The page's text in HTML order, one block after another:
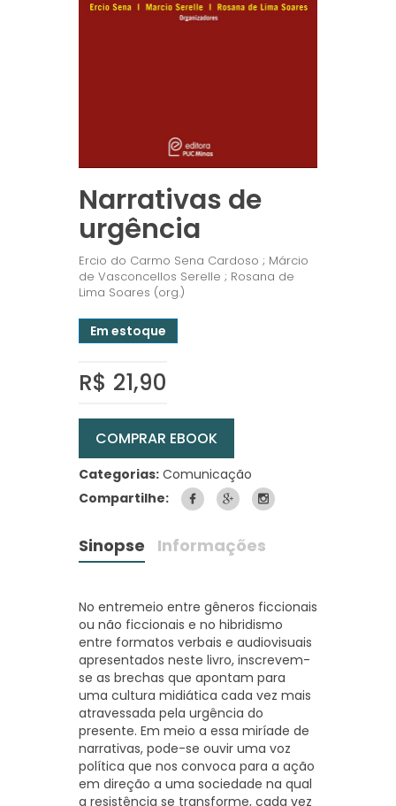
Narrativas de
urgência
Ercio do Carmo Sena Cardoso ; Márcio
de Vasconcellos Serelle ; Rosana de
Lima Soares (org.)
Em estoque
R$ 21,90
COMPRAR EBOOK
Categorias: Comunicação
Compartilhe:
Sinopse Informações
No entremeio entre gêneros ficcionais
ou não ficcionais e no hibridismo
entre formatos verbais e audiovisuais
apresentados neste livro, inscrevem-
se as brechas que apontam para
uma cultura midiática cada vez mais
atravessada pela urgência do
presente. Em meio a essa miríade de
narrativas, pode-se ouvir uma voz
política que nos convoca para a ação
em direção a uma sociedade na qual
a resistência se transforme, cada vez